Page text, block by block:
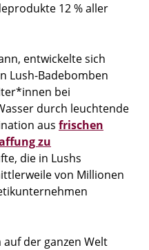
12 % aller
entwickelte sich
Lush-Badebomben
bei
durch leuchtende
aus frischen
zu
die in Lushs
von Millionen
der ganzen Welt